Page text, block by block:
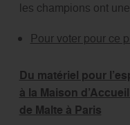
les champions ont
Pour voter pour ce
Du matériel pour
à la Maison
de Malte à Paris